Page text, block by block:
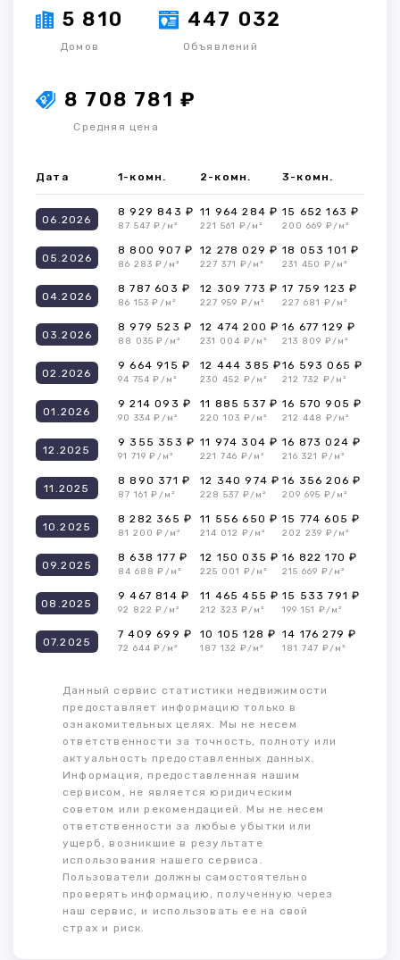
5 810
Домов
447 032
Объявлений
8 708 781 ₽
Средняя цена
Дата 1-комн. 2-комн. 3-комн.
06.2026
8 929 843 ₽
87 547 ₽/м²
11 964 284 ₽
221 561 ₽/м²
15 652 163 ₽
200 669 ₽/м²
05.2026
8 800 907 ₽
86 283 ₽/м²
12 278 029 ₽
227 371 ₽/м²
18 053 101 ₽
231 450 ₽/м²
04.2026
8 787 603 ₽
86 153 ₽/м²
12 309 773 ₽
227 959 ₽/м²
17 759 123 ₽
227 681 ₽/м²
03.2026
8 979 523 ₽
88 035 ₽/м²
12 474 200 ₽
231 004 ₽/м²
16 677 129 ₽
213 809 ₽/м²
02.2026
9 664 915 ₽
94 754 ₽/м²
12 444 385 ₽
230 452 ₽/м²
16 593 065 ₽
212 732 ₽/м²
01.2026
9 214 093 ₽
90 334 ₽/м²
11 885 537 ₽
220 103 ₽/м²
16 570 905 ₽
212 448 ₽/м²
12.2025
9 355 353 ₽
91 719 ₽/м²
11 974 304 ₽
221 746 ₽/м²
16 873 024 ₽
216 321 ₽/м²
11.2025
8 890 371 ₽
87 161 ₽/м²
12 340 974 ₽
228 537 ₽/м²
16 356 206 ₽
209 695 ₽/м²
10.2025
8 282 365 ₽
81 200 ₽/м²
11 556 650 ₽
214 012 ₽/м²
15 774 605 ₽
202 239 ₽/м²
09.2025
8 638 177 ₽
84 688 ₽/м²
12 150 035 ₽
225 001 ₽/м²
16 822 170 ₽
215 669 ₽/м²
08.2025
9 467 814 ₽
92 822 ₽/м²
11 465 455 ₽
212 323 ₽/м²
15 533 791 ₽
199 151 ₽/м²
07.2025
7 409 699 ₽
72 644 ₽/м²
10 105 128 ₽
187 132 ₽/м²
14 176 279 ₽
181 747 ₽/м²
Данный сервис статистики недвижимости
предоставляет информацию только в
ознакомительных целях. Мы не несем
ответственности за точность, полноту или
актуальность предоставленных данных.
Информация, предоставленная нашим
сервисом, не является юридическим
советом или рекомендацией. Мы не несем
ответственности за любые убытки или
ущерб, возникшие в результате
использования нашего сервиса.
Пользователи должны самостоятельно
проверять информацию, полученную через
наш сервис, и использовать ее на свой
страх и риск.